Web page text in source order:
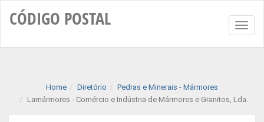
CÓDIGO POSTAL
Home Diretório
Pedras e Minerais - Mármores
Lamármores - Comércio e Indústria de Mármores e Granitos, Lda.